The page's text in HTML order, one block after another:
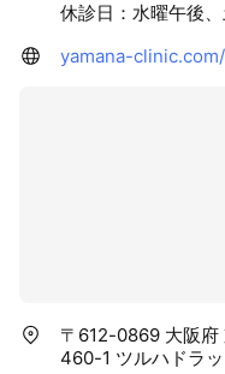
休診日：水曜午後
yamana-clinic.com/
〒612-0869 大阪府
460-1 ツルハドラ